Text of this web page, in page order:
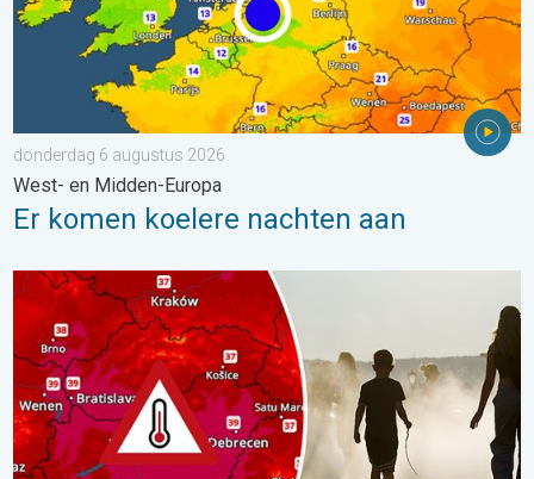
donderdag 6 augustus 2026
West- en Midden-Europa
Er komen koelere nachten aan
Extreme hitte in Oost-Europa. Tot ruim 40 graden. . . dinsdag